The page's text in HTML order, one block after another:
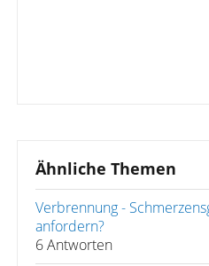
Ähnliche Themen
Verbrennung -
anfordern?
6 Antworten